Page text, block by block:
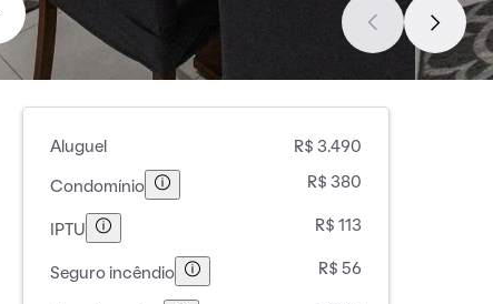
Aluguel R$ 3.490
Condomínio R$ 380
IPTU R$ 113
Seguro incêndio R$ 56